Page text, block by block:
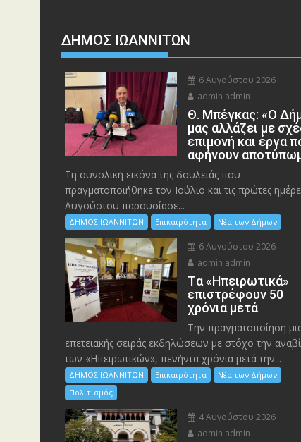
ΔΗΜΟΣ ΙΩΑΝΝΙΤΩΝ
6 Αυγούστου 2026
admin admin
Θ. Μπέγκας: «Ο
μας αλλάζει με
επιμονή και έργα
αφήνουν
Τη συνολική εικόνα της δουλειάς που
πραγματοποιήθηκε τον Ιούλιο και τις πρώτες
Αυγούστου παρουσίασε...
ΔΗΜΟΣ ΙΩΑΝΝΙΤΩΝ Επικαιρότητα Νέα των Δήμων
6 Αυγούστου 2026
admin admin
Tα «Ηπειρωτικά»
επιστρέφουν 50
χρόνια μετά
Την πραγματοποίηση
επετειακής σειράς εκδηλώσεων με στόχο την
των «Ηπειρωτικών», πενήντα χρόνια μετά την...
ΔΗΜΟΣ ΙΩΑΝΝΙΤΩΝ Επικαιρότητα
Νέα των Δήμων
Πολιτισμός
4 Αυγούστου 2026
admin admin